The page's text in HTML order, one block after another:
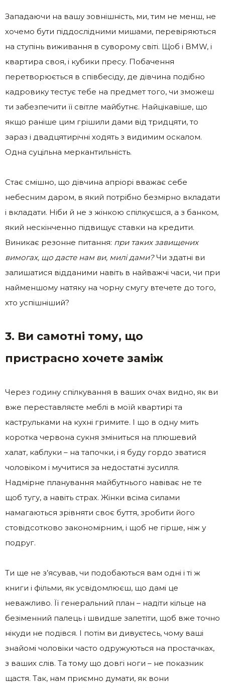
Западаючи на вашу зовнішність, ми, тим не менш, не
хочемо бути піддослідними мишами, перевіряються
на ступінь виживання в суворому світі. Щоб і BMW, і
квартира своя, і кубики пресу. Побачення
перетворюється в співбесіду, де дівчина подібно
кадровику тестує тебе на предмет того, чи зможеш
ти забезпечити її світле майбутнє. Найцікавіше, що
якщо раніше цим грішили дами від тридцяти, то
зараз і двадцятирічні ходять з видимим оскалом.
Одна суцільна меркантильність.
Стає смішно, що дівчина апріорі вважає себе
небесним даром, в який потрібно безмірно вкладати
і вкладати. Ніби й не з жінкою спілкуєшся, а з банком,
який нескінченно підвищує ставки на кредити.
Виникає резонне питання: при таких завищених
вимогах, що дасте нам ви, милі дами?Чи здатні ви
залишатися відданими навіть в найважчі часи, чи при
найменшому натяку на чорну смугу втечете до того,
хто успішніший?
3. Ви самотні тому, що
пристрасно хочете заміж
Через годину спілкування в ваших очах видно, як ви
вже переставляєте меблі в моїй квартирі та
каструльками на кухні гримите. І що в одну мить
коротка червона сукня зміниться на плюшевий
халат, каблуки – на тапочки, і я буду гордо зватися
чоловіком і мучитися за недостатні зусилля.
Надмірне планування майбутнього навіває не те
щоб тугу, а навіть страх. Жінки всіма силами
намагаються зрівняти своє буття, зробити його
стовідсотково закономірним, і щоб не гірше, ніж у
подруг.
Ти ще не з’ясував, чи подобаються вам одні і ті ж
книги і фільми, як усвідомлюєш, що дамі це
неважливо. Її генеральний план – надіти кільце на
безіменний палець і швидше залетіти, щоб вже точно
нікуди не подівся. І потім ви дивуєтесь, чому ваші
знайомі чоловіки часто одружуються на простачках,
з ваших слів. Та тому що довгі ноги – не показник
щастя. Так, нам приємно думати, як вони